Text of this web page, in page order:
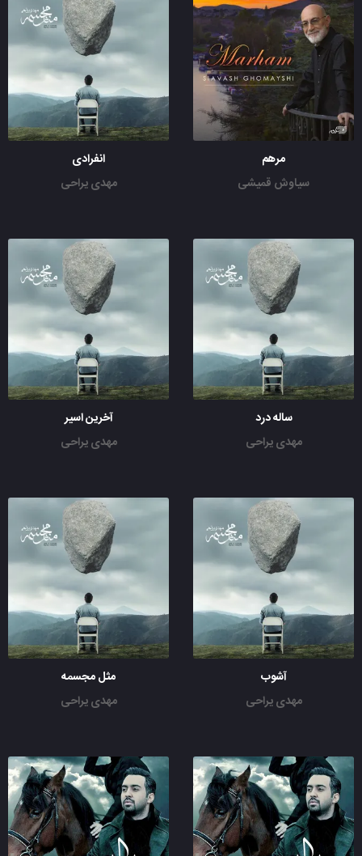
مرهم
سیاوش قمیشی
انفرادی
مهدی یراحی
ساله درد
مهدی یراحی
آخرین اسیر
مهدی یراحی
آشوب
مهدی یراحی
مثل مجسمه
مهدی یراحی